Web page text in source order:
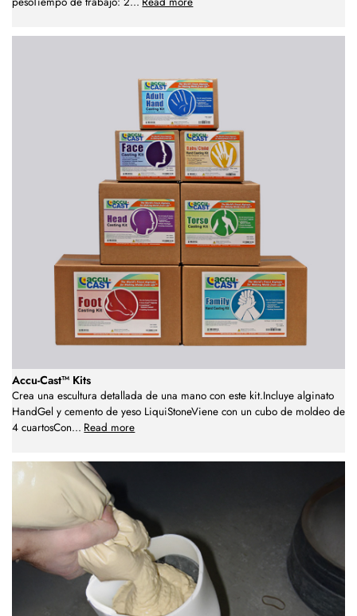
Accu-Cast™ Kits
Crea una escultura detallada de una mano con este kit.Incluye alginato
HandGel y cemento de yeso LiquiStoneViene con un cubo de moldeo de
4 cuartosCon... Read more